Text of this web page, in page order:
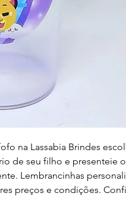
na Lassabia Brindes
de seu filho e presenteie
Lembrancinhas
preços e condições.